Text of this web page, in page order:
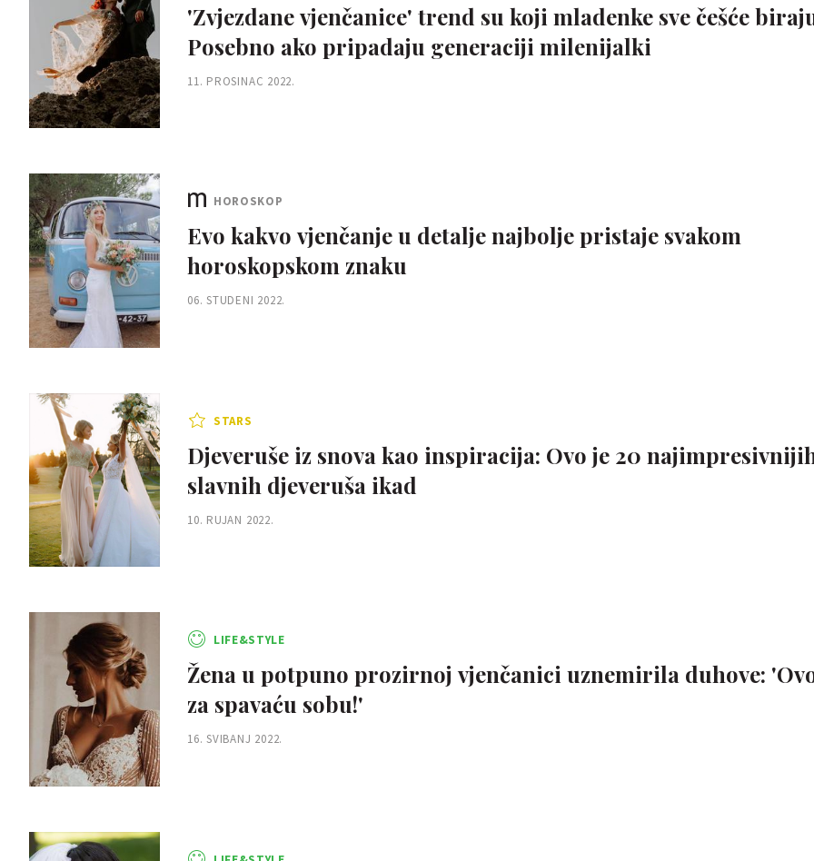
'Zvjezdane vjenčanice' trend su koji mladenke sve češće
Posebno ako pripadaju generaciji milenijalki
11. PROSINAC 2022.
HOROSKOP
Evo kakvo vjenčanje u detalje najbolje pristaje svakom
horoskopskom znaku
06. STUDENI 2022.
STARS
Djeveruše iz snova kao inspiracija: Ovo je 20
slavnih djeveruša ikad
10. RUJAN 2022.
LIFE&STYLE
Žena u potpuno prozirnoj vjenčanici uznemirila duhove:
za spavaću sobu!'
16. SVIBANJ 2022.